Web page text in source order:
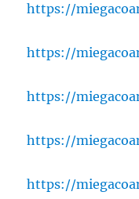
https://
https://
https://
https://
https://